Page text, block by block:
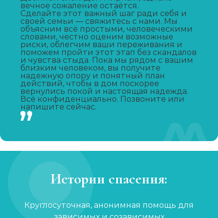
от 2 150 ₽ Записаться
Капельница от запоя
от 1 450 ₽ Записаться
Капельница от похмелья
от 1 100 ₽ Записаться
Кодирование уколом
вечное сожаление остаётся.
Сделайте этот важный шаг ради себя и
своей семьи — свяжитесь с нами. Мы
объясним всё простыми, человеческими
словами, честно оценим возможные
риски, облегчим ваши переживания и
поможем пройти этот этап без скандалов
и чувства стыда. Пока мы рядом с вашим
близким человеком, вы получите
надежную опору и понятный план
действий, чтобы в дом поскорее
вернулись покой и настоящая надежда.
Всё конфиденциально. Позвоните или
напишите сейчас.
Истории спасения:
Круглосуточная, анонимная помощь для